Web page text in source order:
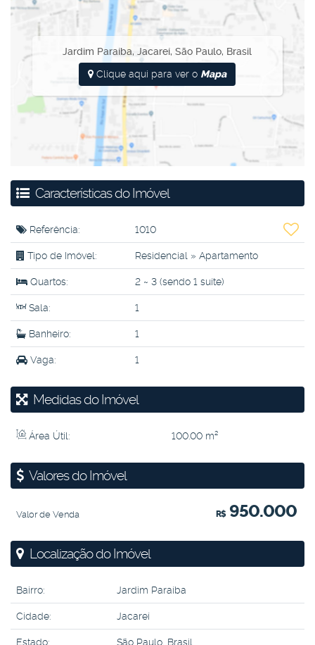
Jardim Paraíba,Jacareí,São Paulo, Brasil
Clique aqui para ver o Mapa
Características do Imóvel
Referência: 1010
Tipo de Imóvel: Residencial » Apartamento
Quartos: 2 ~ 3 (sendo 1 suíte)
Sala: 1
Banheiro: 1
Vaga: 1
Medidas do Imóvel
Área Útil: 100.00 m²
Valores do Imóvel
R$950.000
Valor de Venda
Localização do Imóvel
Bairro: Jardim Paraíba
Cidade: Jacareí
Estado: São Paulo, Brasil